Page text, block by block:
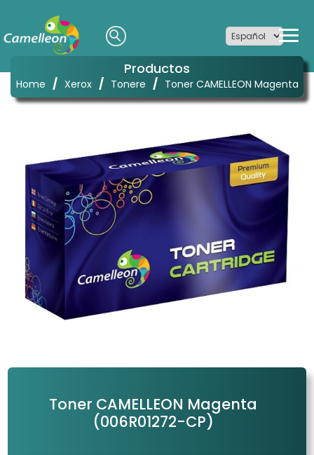
Productos
Home / Xerox / Tonere / Toner CAMELLEON Magenta
Toner CAMELLEON Magenta
(006R01272-CP)